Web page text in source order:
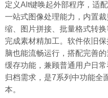
定义Alt键唤起外部程序，适
一站式图像处理能力，内置
缩、图片拼接、批量格式转
完成素材精加工。软件依旧
脑也能流畅运行，搭配完善
缓存功能，兼顾普通用户日
归档需求，是7系列中功能全
本。